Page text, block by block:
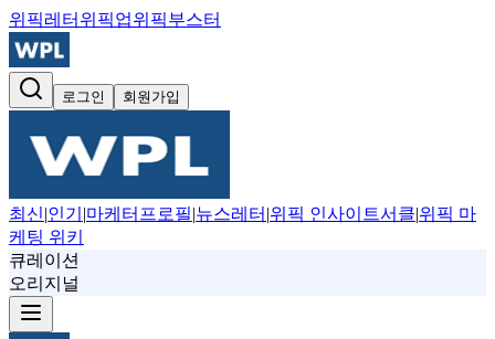
위픽레터 위픽업위픽부스터
로그인 회원가입
최신|인기 |마케터프로필|뉴스레터 |위픽 인사이트서클|위픽 마
케팅 위키
큐레이션
오리지널